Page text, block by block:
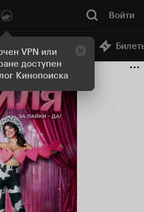
VPN или
доступен
Кинопоиска
Войти
Онлайн-кинотеатр